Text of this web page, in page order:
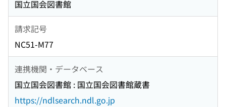
国立国会図書館
請求記号
NC51-M77
連携機関・データベース
国立国会図書館 : 国立国会図書館蔵書
https://ndlsearch.ndl.go.jp